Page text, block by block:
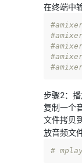
在终端中
步骤2：
复制一个
文件拷贝
放音频文
#